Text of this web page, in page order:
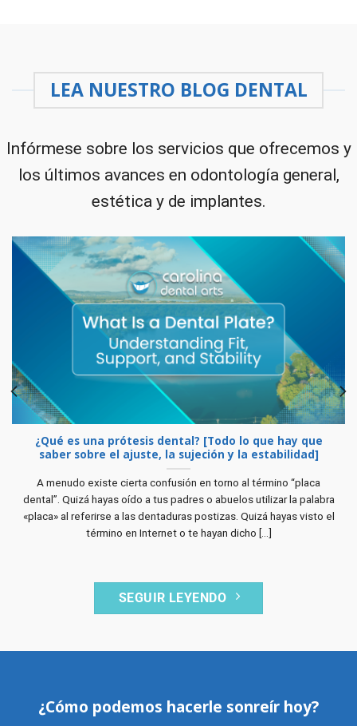
LEA NUESTRO BLOG DENTAL
Infórmese sobre los servicios que ofrecemos y
los últimos avances en odontología general,
estética y de implantes.
¿Qué es una prótesis dental? [Todo lo que hay que
saber sobre el ajuste, la sujeción y la estabilidad]
A menudo existe cierta confusión en torno al término “placa
dental”. Quizá hayas oído a tus padres o abuelos utilizar la palabra
«placa» al referirse a las dentaduras postizas. Quizá hayas visto el
término en Internet o te hayan dicho [...]
SEGUIR LEYENDO
¿Cómo podemos hacerle sonreír hoy?